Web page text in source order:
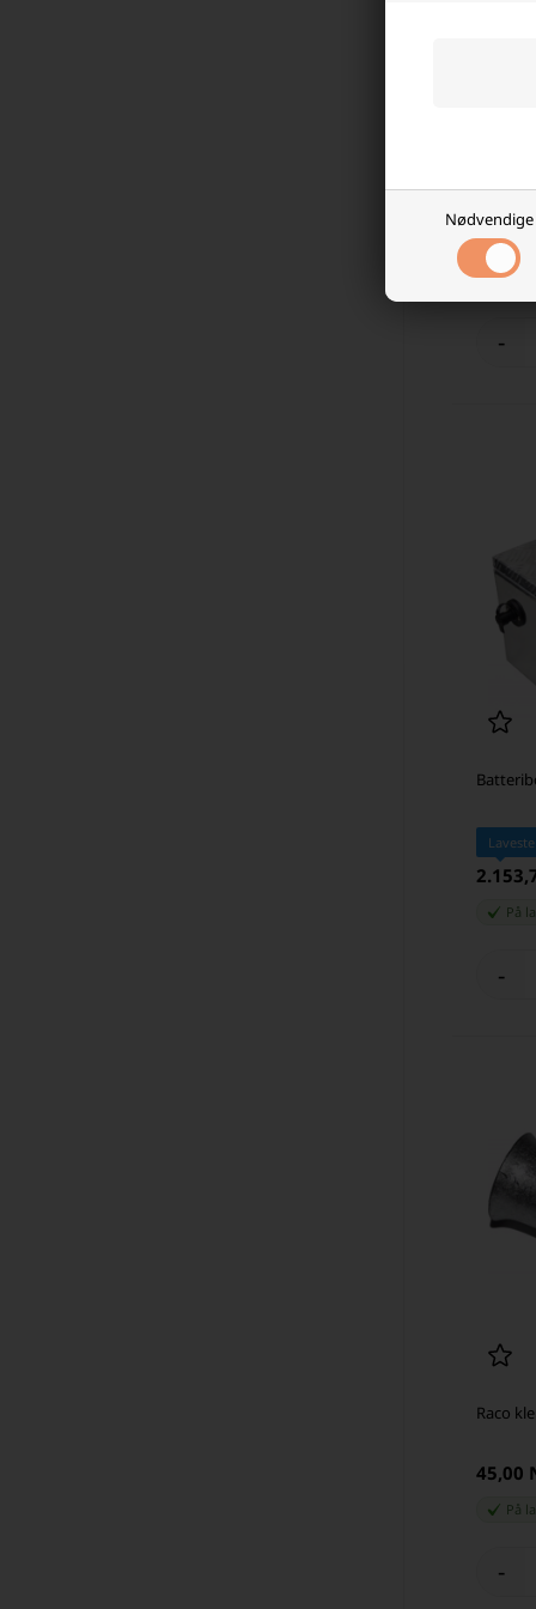
Nødvendige
143,75
-
På
-
Raco
45,00
På
-